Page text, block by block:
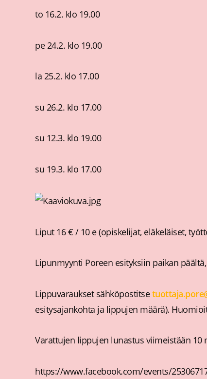
to 16.2. klo 19.00
pe 24.2. klo 19.00
la 25.2. klo 17.00
su 26.2. klo 17.00
su 12.3. klo 19.00
su 19.3. klo 17.00
Liput 16 € / 10 e (opiskelijat, eläkeläiset,
Lipunmyynti Poreen esityksiin paikan
Lippuvaraukset sähköpostitse
esitysajankohta ja lippujen määrä).
Varattujen lippujen lunastus viimeistään 10
https://www.facebook.com/events/